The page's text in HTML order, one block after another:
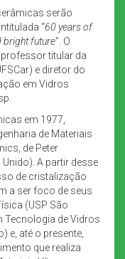
serão
“60 years of
bright future”. O
titular da
e diretor do
em Vidros
em 1977,
de Materiais
de Peter
A partir desse
de cristalização
a ser foco de seus
(USP São
Tecnologia de Vidros
e, até o presente,
que realiza